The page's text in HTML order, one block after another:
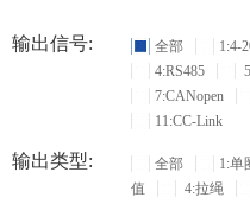
输出信号: 全部 1:4-
4:RS485
7:CANopen
11:CC-Link
输出类型: 全部 1:单
值
4:拉绳